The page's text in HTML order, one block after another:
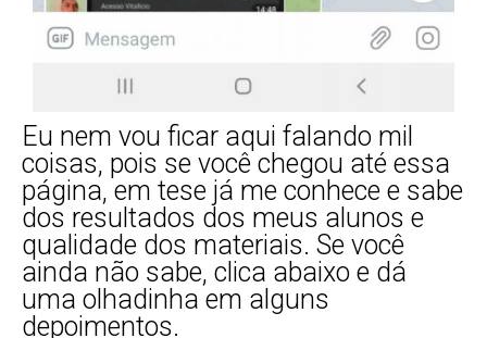
Eu nem vou ficar aqui falando mil
coisas, pois se você chegou até essa
página, em tese já me conhece e sabe
dos resultados dos meus alunos e
qualidade dos materiais. Se você
ainda não sabe, clica abaixo e dá
uma olhadinha em alguns
depoimentos.